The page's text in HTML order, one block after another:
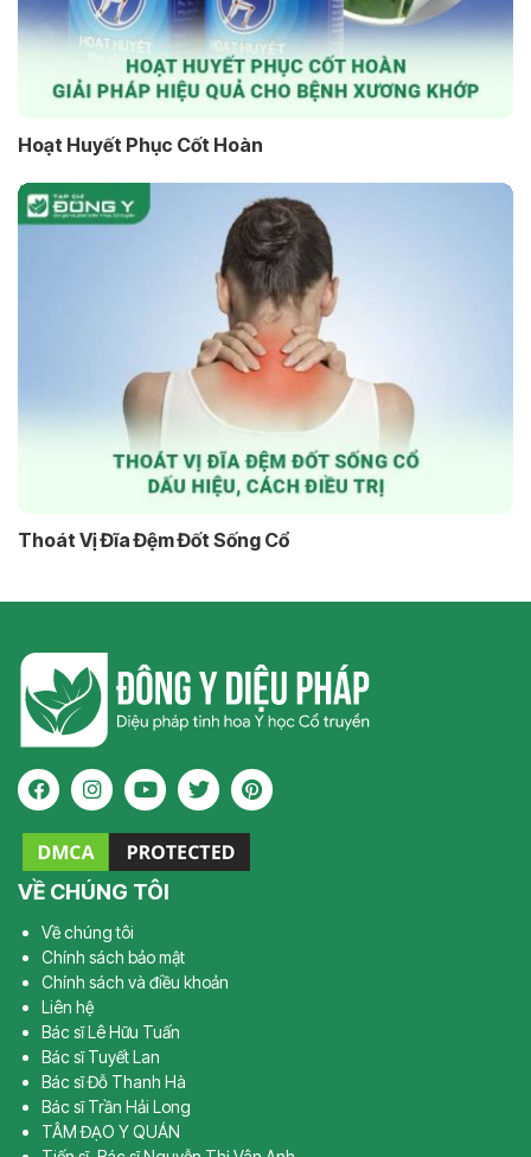
Hoạt Huyết Phục Cốt Hoàn
Thoát Vị Đĩa Đệm Đốt Sống Cổ
VỀ CHÚNG TÔI
Về chúng tôi
Chính sách bảo mật
Chính sách và điều khoản
Liên hệ
Bác sĩ Lê Hữu Tuấn
Bác sĩ Tuyết Lan
Bác sĩ Đỗ Thanh Hà
Bác sĩ Trần Hải Long
TÂM ĐẠO Y QUÁN